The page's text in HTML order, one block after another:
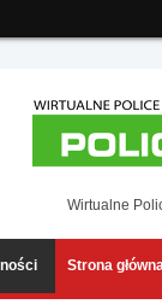
Wirtualne
Strona